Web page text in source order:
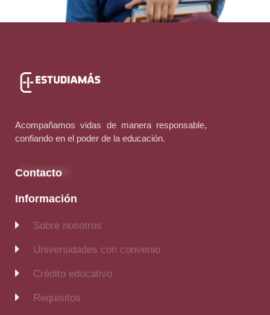
Acompañamos vidas de manera responsable,
confiando en el poder de la educación.
Contacto
Información
Sobre nosotros
Universidades con convenio
Crédito educativo
Requisitos